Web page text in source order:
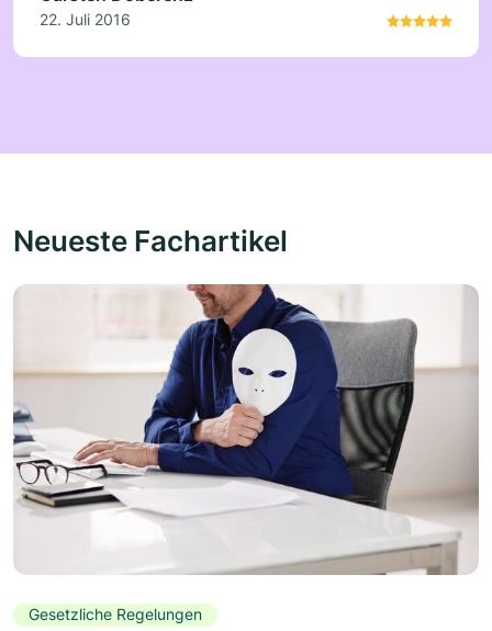
22. Juli 2016
Neueste Fachartikel
Gesetzliche Regelungen